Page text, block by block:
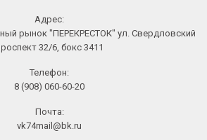
Адрес:
рынок "ПЕРЕКРЕСТОК" ул. Свердловский
32/6, бокс 3411
Телефон:
8 (908) 060-60-20
Почта:
vk74mail@bk.ru